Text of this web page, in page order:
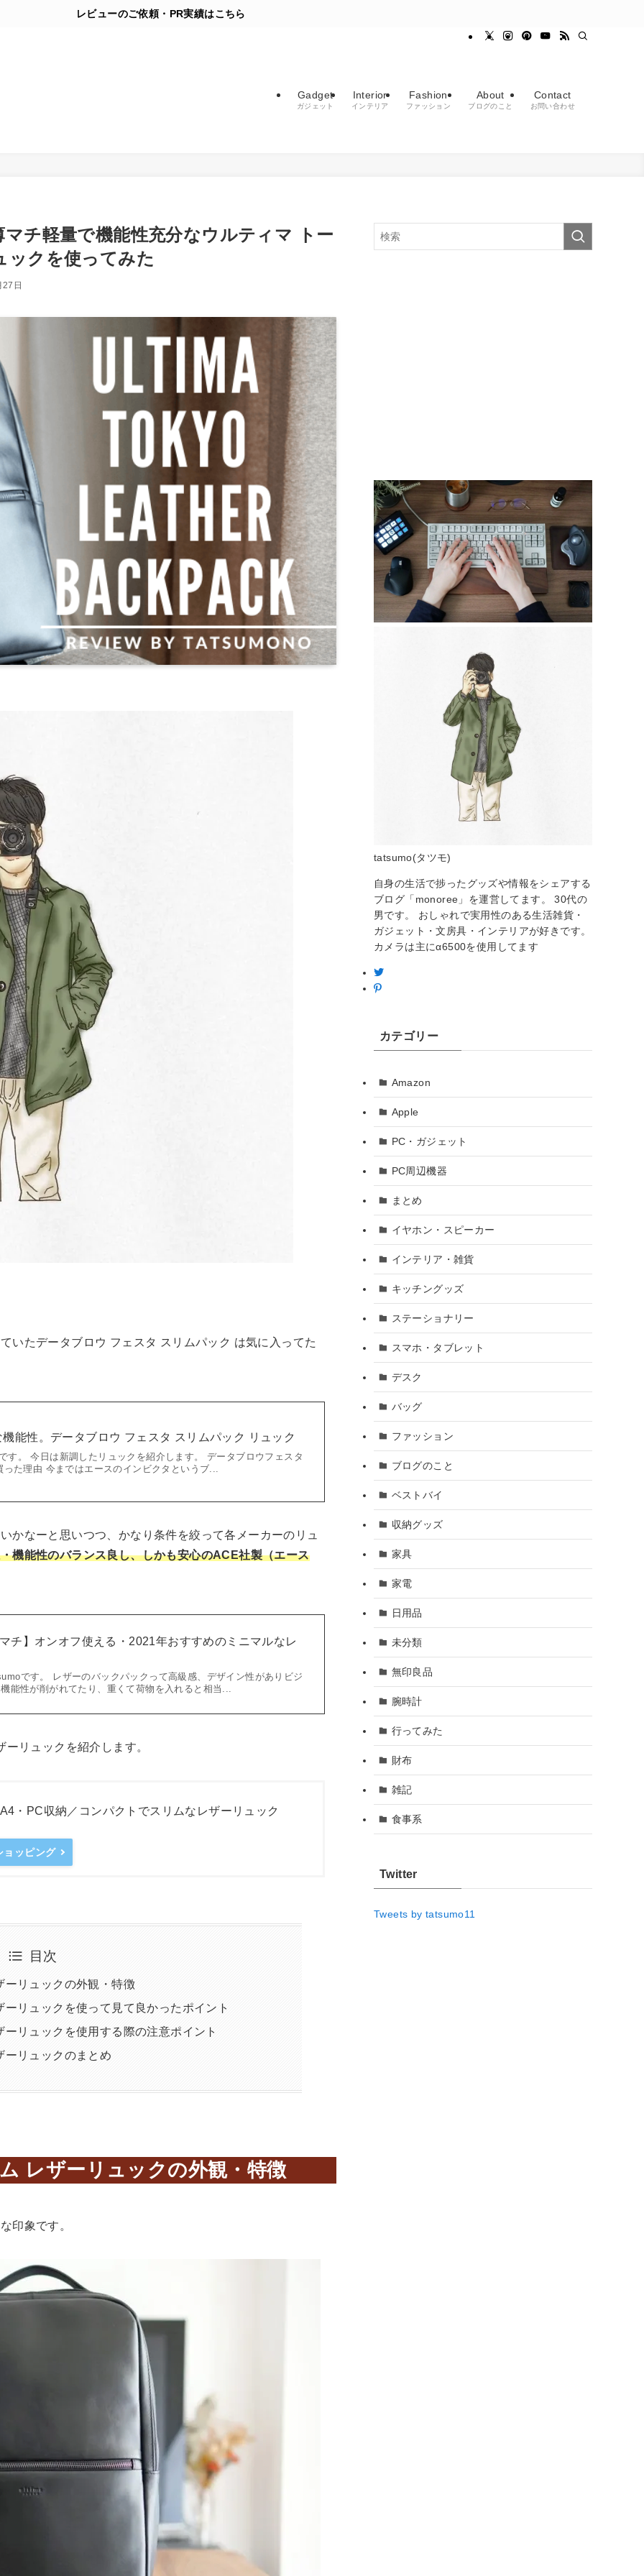
レビューのご依頼・PR実績はこちら
Gadget
ガジェット
Interior
インテリア
Fashion
ファッション
About
ブログのこと
Contact
お問い合わせ
チ軽量で機能性充分なウルティマ トー
ックを使ってみた
日
いたデータブロウ フェスタ スリムパック は気に入ってた
能性。データブロウ フェスタ スリムパック リュック
す。 今日は新調したリュックを紹介します。 データブロウフェスタ
た理由 今まではエースのインビクタというブ...
かなーと思いつつ、かなり条件を絞って各メーカーのリュ
機能性のバランス良し、しかも安心のACE社製（エース
チ】オンオフ使える・2021年おすすめのミニマルなレ
です。 レザーのバックパックって高級感、デザイン性がありビジ
能性が削がれてたり、重くて荷物を入れると相当...
リュックを紹介します。
PC収納／コンパクトでスリムなレザーリュック
ッピング
目次
ーリュックの外観・特徴
リュックを使って見て良かったポイント
リュックを使用する際の注意ポイント
ーリュックのまとめ
レザーリュックの外観・特徴
印象です。
tatsumo(タツモ)
自身の生活で捗ったグッズや情報をシェアする
ブログ「monoree」を運営してます。 30代の
男です。 おしゃれで実用性のある生活雑貨・
ガジェット・文房具・インテリアが好きです。
カメラは主にα6500を使用してます
カテゴリー
Amazon
Apple
PC・ガジェット
PC周辺機器
まとめ
イヤホン・スピーカー
インテリア・雑貨
キッチングッズ
ステーショナリー
スマホ・タブレット
デスク
バッグ
ファッション
ブログのこと
ベストバイ
収納グッズ
家具
家電
日用品
未分類
無印良品
腕時計
行ってみた
財布
雑記
食事系
Twitter
Tweets by tatsumo11